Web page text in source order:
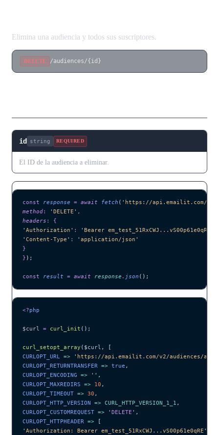
Elimina una audiencia y todos sus suscriptores.
DELETE /audiences/{id}
id string REQUIRED
El ID de la audiencia a eliminar.
const response = await fetch ( ' https://api.emailit.com/v2/
method: ' DELETE ' ,
headers :
{
' Authorization ' : ' Bearer em_test_51RxCWJ...vS00p61e0qRE
' Content-Type ' : ' application/json '
}
} );
const result = await response . json ();
<?php
$curl = curl_init ();
curl_setopt_array ($curl ,
[
CURLOPT_URL => ' https://api.emailit.com/v2/audiences/
CURLOPT_RETURNTRANSFER => true ,
CURLOPT_ENCODING => '' ,
CURLOPT_MAXREDIRS => 10 ,
CURLOPT_TIMEOUT => 30 ,
CURLOPT_HTTP_VERSION => CURL_HTTP_VERSION_1_1 ,
CURLOPT_CUSTOMREQUEST => ' DELETE ' ,
CURLOPT_HTTPHEADER => [
' Authorization: Bearer em_test_51RxCWJ...vS00p61e0qRE '